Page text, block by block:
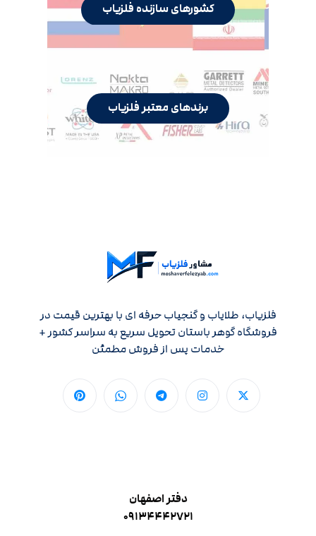
کشورهای سازنده فلزیاب
برندهای معتبر فلزیاب
فلزیاب، طلایاب و گنجیاب حرفه ای با بهترین قیمت در
فروشگاه گوهر باستان تحویل سریع به سراسر کشور +
خدمات پس از فروش مطمئن
دفتر اصفهان
۰۹۱۳۴۴۴۲۷۲۱